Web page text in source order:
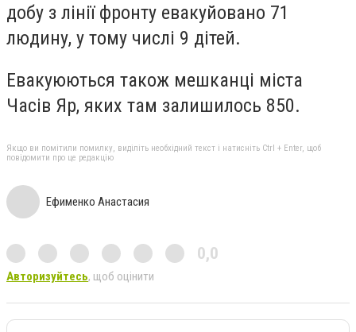
добу з лінії фронту евакуйовано 71
людину, у тому числі 9 дітей.
Евакуюються також мешканці міста
Часів Яр, яких там залишилось 850.
Якщо ви помітили помилку, виділіть необхідний текст і натисніть Ctrl + Enter, щоб
повідомити про це редакцію
Ефименко Анастасия
0,0
Авторизуйтесь, щоб оцінити